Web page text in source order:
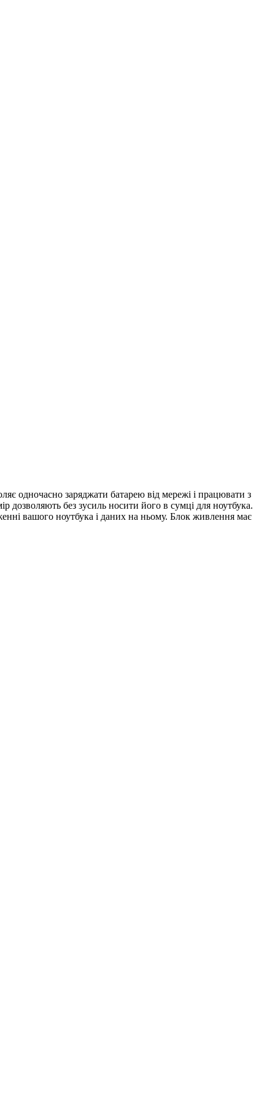
одночасно заряджати батарею від мережі і працювати з
дозволяють без зусиль носити його в сумці для ноутбука.
вашого ноутбука і даних на ньому. Блок живлення має